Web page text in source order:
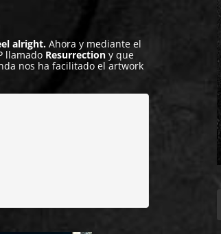
alright.Ahora y mediante el
llamado Resurrectiony que
nos ha facilitado el artwork